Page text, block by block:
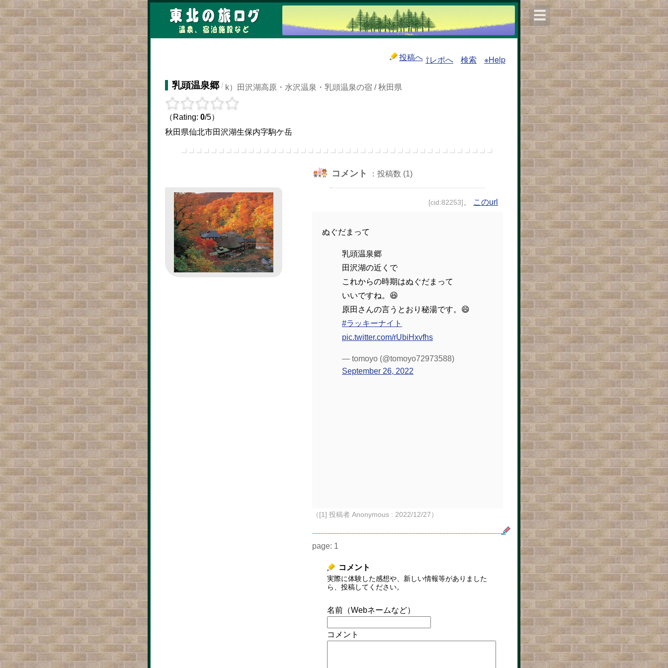
投稿へ ⇧レポへ 検索 ※Help
乳頭温泉郷 / k）田沢湖高原・水沢温泉・乳頭温泉の宿 / 秋田県
（Rating: 0/5）
秋田県仙北市田沢湖生保内字駒ケ岳
コメント ：投稿数 (1)
[cid:82253] このurl
ぬぐだまって
乳頭温泉郷
田沢湖の近くで
これからの時期はぬぐだまって
いいですね。😆
原田さんの言うとおり秘湯です。😄
#ラッキーナイト
pic.twitter.com/rUbiHxvfhs
— tomoyo (@tomoyo72973588)
September 26, 2022
（[1] 投稿者 Anonymous : 2022/12/27）
page: 1
コメント
実際に体験した感想や、新しい情報等がありました
ら、投稿してください。
名前（Webネームなど）
コメント
☰